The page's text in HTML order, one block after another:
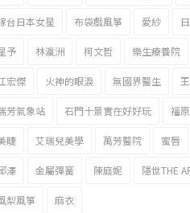
台日本女星 布袋戲風箏 愛紗
予 林瀛洲 柯文哲 樂生療養院
宏傑 火神的眼淚 無國界醫生
芳氣象站 石門十景實在好好玩 福
睫 艾瑞兒美學 萬芳醫院 蜜唇
澤 金屬彈簧 陳庭妮 隱世THE
梨風箏 麻衣